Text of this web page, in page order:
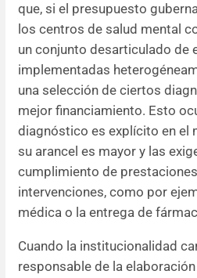
que, si el presupuesto
los centros de salud mental
un conjunto desarticulado de
implementadas
una selección de ciertos
mejor financiamiento. Esto
diagnóstico es explícito en el
su arancel es mayor y las
cumplimiento de
intervenciones, como por
médica o la entrega de
Cuando la institucionalidad
responsable de la